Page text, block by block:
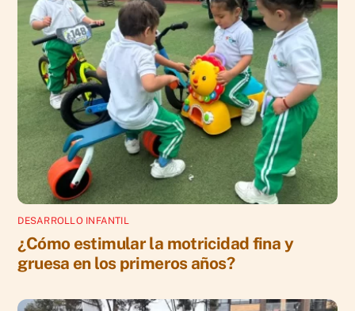
DESARROLLO INFANTIL
¿Cómo estimular la motricidad fina y
gruesa en los primeros años?